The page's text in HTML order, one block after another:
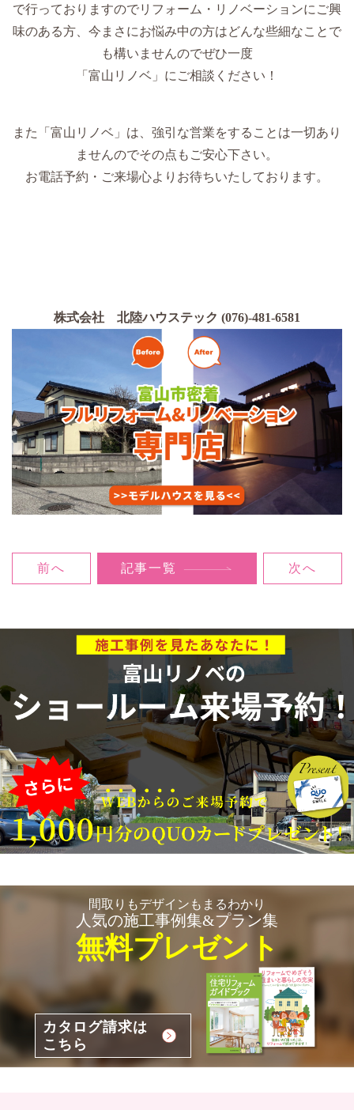
で行っておりますのでリフォーム・リノベーションにご興
味のある方、今まさにお悩み中の方はどんな些細なことで
も構いませんのでぜひ一度
「富山リノベ」にご相談ください！
また「富山リノベ」は、強引な営業をすることは一切あり
ませんのでその点もご安心下さい。
お電話予約・ご来場心よりお待ちいたしております。
株式会社 北陸ハウステック (076)-481-6581
前へ 記事一覧 次へ
間取りもデザインもまるわかり
人気の施工事例集&プラン集
無料プレゼント
カタログ請求は
こちら